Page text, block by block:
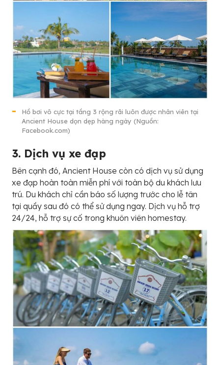
Hồ bơi vô cực tại tầng 3 rộng rãi luôn được nhân viên tại
Ancient House dọn dẹp hàng ngày (Nguồn:
Facebook.com)
3. Dịch vụ xe đạp
Bên cạnh đó, Ancient House còn có dịch vụ sử dụng
xe đạp hoàn toàn miễn phí với toàn bộ du khách lưu
trú. Du khách chỉ cần báo số lượng trước cho lễ tân
tại quầy sau đó có thể sử dụng ngay. Dịch vụ hỗ trợ
24/24, hỗ trợ sự cố trong khuôn viên homestay.